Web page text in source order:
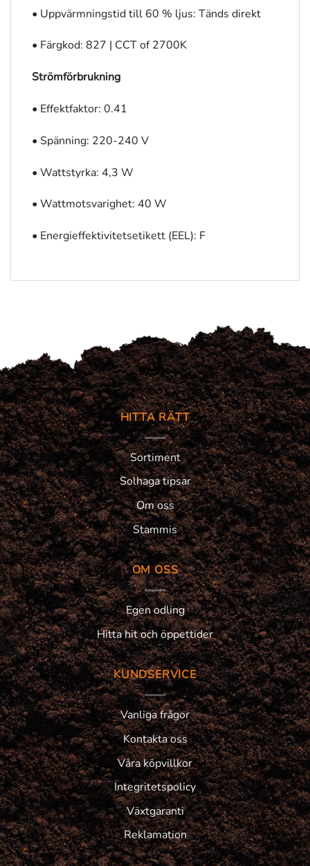
• Uppvärmningstid till 60 % ljus: Tänds direkt
• Färgkod: 827 | CCT of 2700K
Strömförbrukning
• Effektfaktor: 0.41
• Spänning: 220-240 V
• Wattstyrka: 4,3 W
• Wattmotsvarighet: 40 W
• Energieffektivitetsetikett (EEL): F
HITTA RÄTT
Sortiment
Solhaga tipsar
Om oss
Stammis
OM OSS
Egen odling
Hitta hit och öppettider
KUNDSERVICE
Vanliga frågor
Kontakta oss
Våra köpvillkor
Integritetspolicy
Växtgaranti
Reklamation